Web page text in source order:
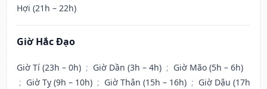
Hợi (21h – 22h)
Giờ Hắc Đạo
Giờ Tí (23h – 0h) ; Giờ Dần (3h – 4h) ; Giờ Mão (5h – 6h)
; Giờ Tỵ (9h – 10h) ; Giờ Thân (15h – 16h) ; Giờ Dậu (17h